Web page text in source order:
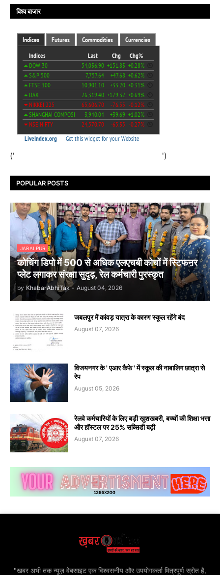
विश्व बाजार
(' ')
POPULAR POSTS
JABALPUR
कोचिंग डिपो में 500 से अधिक एलएचबी कोचों में स्टिफऩर
प्लेट लगाकर संरक्षा सुदृढ़, रेल कर्मचारी पुरस्कृत
by KhabarAbhiTak - August 04, 2026
जबलपुर में कांवड़ यात्रा के कारण स्कूल रहेंगे बंद
August 07, 2026
विजयनगर के ' एआर कैफे ' में स्कूल की नाबालिग छात्रा से
रेप
August 05, 2026
रेलवे कर्मचारियों के लिए बड़ी खुशखबरी, बच्चों की शिक्षा भत्ता
और हॉस्टल पर 25% सब्सिडी बढ़ी
August 07, 2026
"खबर अभी तक न्यूज़ वेबसाइट एक विश्वसनीय और उपयोगकर्ता मित्रपूर्ण स्रोत है,